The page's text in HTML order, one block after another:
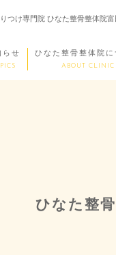
つけ専門院 ひなた整骨整体
らせ ひなた整骨整体院に
ABOUT CLINIC
ひなた整